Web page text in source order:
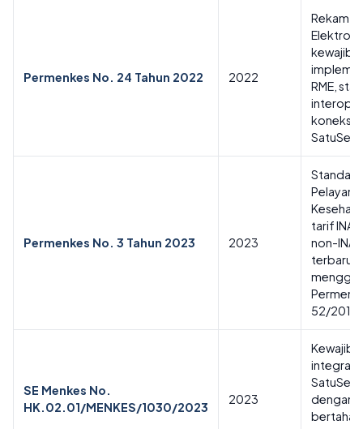
Permenkes No. 24 Tahun 2022 2022
Rekam
RME,
koneksi
Permenkes No. 3 Tahun 2023 2023
Standar
tarif INA-
non-
terbaru
52/2016
SE Menkes No.
HK.02.01/MENKES/1030/2023
2023
integrasi
dengan